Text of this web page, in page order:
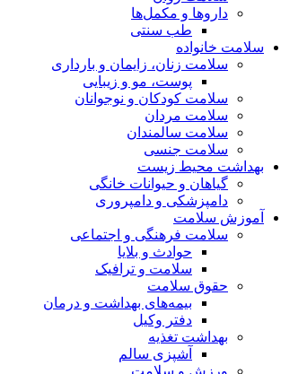
داروها و مکمل‌ها
طب سنتی
سلامت خانواده
سلامت زنان، زایمان و بارداری
پوست، مو و زیبایی
سلامت کودکان و نوجوانان
سلامت مردان
سلامت سالمندان
سلامت جنسی
بهداشت محیط زیست
گیاهان و حیوانات خانگی
دامپزشکی و دامپروری
آموزش سلامت
سلامت فرهنگی و اجتماعی
حوادث و بلایا
سلامت و ترافیک
حقوق سلامت
بیمه‌های بهداشت و درمان
دفتر وکیل
بهداشت تغذیه
آشپزی سالم